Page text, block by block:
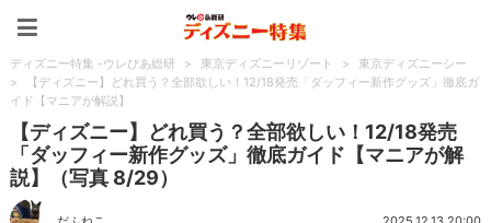
ディズニー特集 -ウレぴあ総研 > 東京ディズニーリゾート >
東京ディズニーシー
>
【ディズニー】どれ買う？全部欲しい！12/18発売「ダッフィー新作グッズ」徹底ガ
イド【マニアが解説】
【ディズニー】どれ買う？全部欲しい！12/18発売
「ダッフィー新作グッズ」徹底ガイド【マニアが解
説】（写真 8/29）